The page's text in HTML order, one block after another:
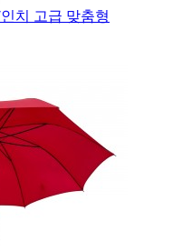
치 고급 맞춤형